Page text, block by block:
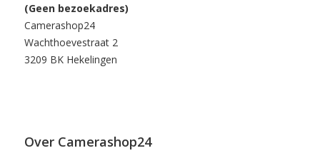
(Geen bezoekadres)
Camerashop24
Wachthoevestraat 2
3209 BK Hekelingen
Over Camerashop24